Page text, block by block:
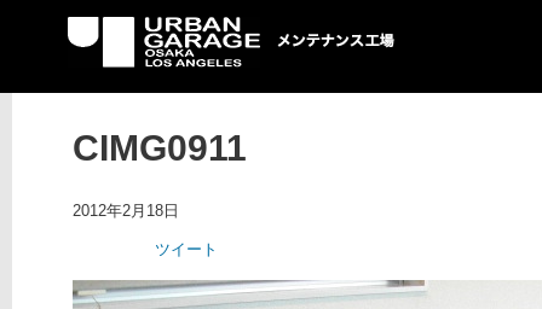
UG メンテナンス工場
CIMG0911
2012年2月18日
ツイート